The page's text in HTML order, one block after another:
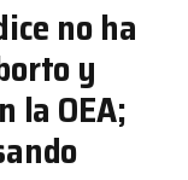
no ha
y
la OEA;